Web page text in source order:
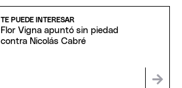
TE PUEDE INTERESAR
Flor Vigna apuntó sin piedad
contra Nicolás Cabré